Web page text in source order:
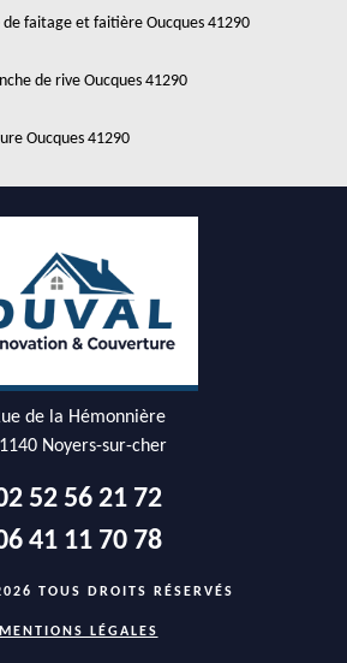
faitage et faitière Oucques 41290
de rive Oucques 41290
Oucques 41290
de la Hémonnière
Noyers-sur-cher
52 56 21 72
41 11 70 78
TOUS DROITS RÉSERVÉS
MENTIONS LÉGALES